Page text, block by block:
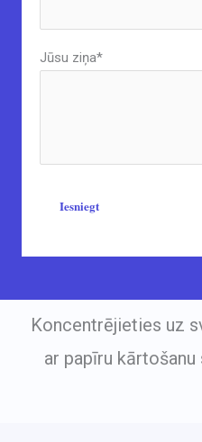
Jūsu ziņa*
Koncentrējieties uz
ar papīru